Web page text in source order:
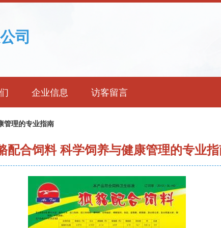
司
企业信息 访客留言
管理的专业指南
配合饲料 科学饲养与健康管理的专业